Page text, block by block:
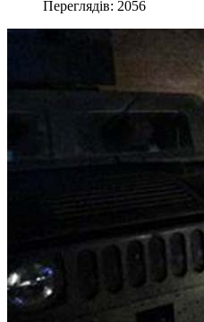
Переглядів: 2056